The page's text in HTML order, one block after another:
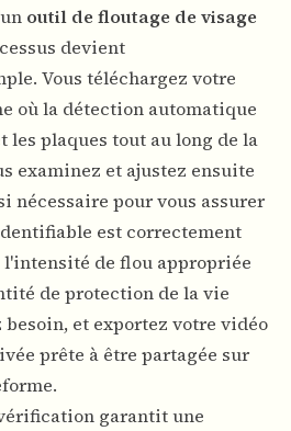
outil de floutage de visage
devient
Vous téléchargez votre
où la détection automatique
les plaques tout au long de la
examinez et ajustez ensuite
nécessaire pour vous assurer
est correctement
de flou appropriée
de protection de la vie
et exportez votre vidéo
prête à être partagée sur
garantit une